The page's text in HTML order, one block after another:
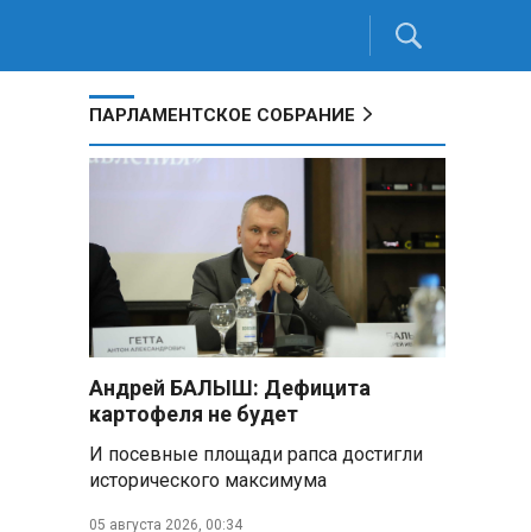
ПАРЛАМЕНТСКОЕ СОБРАНИЕ
Андрей БАЛЫШ: Дефицита
картофеля не будет
И посевные площади рапса достигли
исторического максимума
05 августа 2026, 00:34